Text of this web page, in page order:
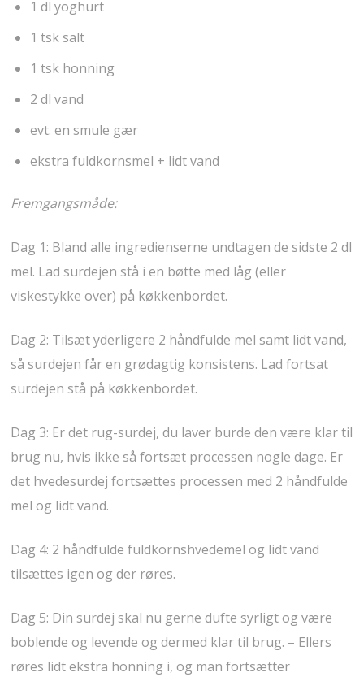
1 dl yoghurt
1 tsk salt
1 tsk honning
2 dl vand
evt. en smule gær
ekstra fuldkornsmel + lidt vand
Fremgangsmåde:
Dag 1: Bland alle ingredienserne undtagen de sidste 2 dl
mel. Lad surdejen stå i en bøtte med låg (eller
viskestykke over) på køkkenbordet.
Dag 2: Tilsæt yderligere 2 håndfulde mel samt lidt vand,
så surdejen får en grødagtig konsistens. Lad fortsat
surdejen stå på køkkenbordet.
Dag 3: Er det rug-surdej, du laver burde den være klar til
brug nu, hvis ikke så fortsæt processen nogle dage. Er
det hvedesurdej fortsættes processen med 2 håndfulde
mel og lidt vand.
Dag 4: 2 håndfulde fuldkornshvedemel og lidt vand
tilsættes igen og der røres.
Dag 5: Din surdej skal nu gerne dufte syrligt og være
boblende og levende og dermed klar til brug. – Ellers
røres lidt ekstra honning i, og man fortsætter